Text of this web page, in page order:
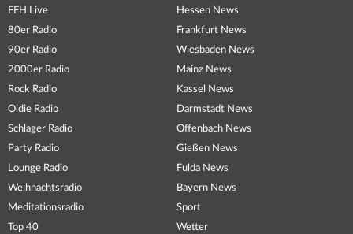
FFH Live
80er Radio
90er Radio
2000er Radio
Rock Radio
Oldie Radio
Schlager Radio
Party Radio
Lounge Radio
Weihnachtsradio
Meditationsradio
Top 40
Hessen News
Frankfurt News
Wiesbaden News
Mainz News
Kassel News
Darmstadt News
Offenbach News
Gießen News
Fulda News
Bayern News
Sport
Wetter